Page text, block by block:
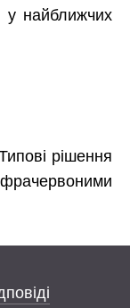
у найближчих
рішення